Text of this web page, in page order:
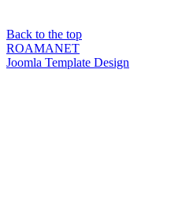
Back to the top
ROAMANET
Joomla Template Design